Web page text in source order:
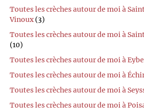
Toutes les crèches autour de moi à
Vinoux(3)
Toutes les crèches autour de moi à
(10)
Toutes les crèches autour de moi à
Toutes les crèches autour de moi à
Toutes les crèches autour de moi à
Toutes les crèches autour de moi à